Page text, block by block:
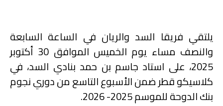
يلتقي فريقا السد والريان في الساعة السابعة
والنصف مساء يوم الخميس الموافق 30 أكتوبر
2025، على استاد جاسم بن حمد بنادي السد، في
كلاسيكو قطر ضمن الأسبوع التاسع من دوري نجوم
بنك الدوحة للموسم 2025- 2026
.